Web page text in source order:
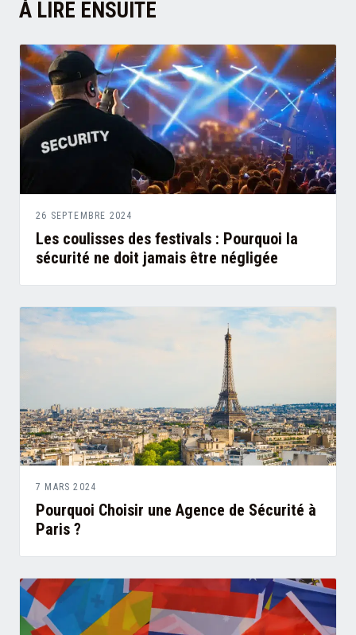
À LIRE ENSUITE
26 SEPTEMBRE 2024
Les coulisses des festivals : Pourquoi la
sécurité ne doit jamais être négligée
7 MARS 2024
Pourquoi Choisir une Agence de Sécurité à
Paris ?